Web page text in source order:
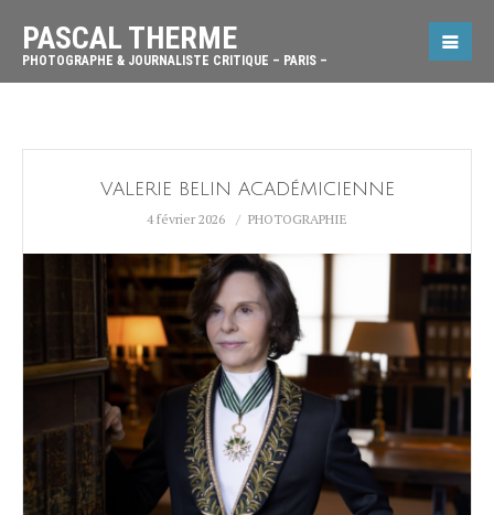
PASCAL THERME
PHOTOGRAPHE & JOURNALISTE CRITIQUE – PARIS –
VALERIE BELIN ACADÉMICIENNE
4 février 2026 PHOTOGRAPHIE